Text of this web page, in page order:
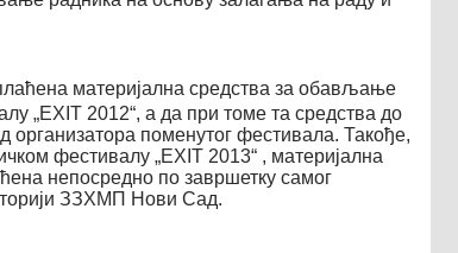
материјална средства за обављање
„ЕXIT 2012“, а да при томе та средства до
поменутог фестивала. Такође,
фестивалу „ЕXIT 2013“ , материјална
непосредно по завршетку самог
ЗЗХМП Нови Сад.